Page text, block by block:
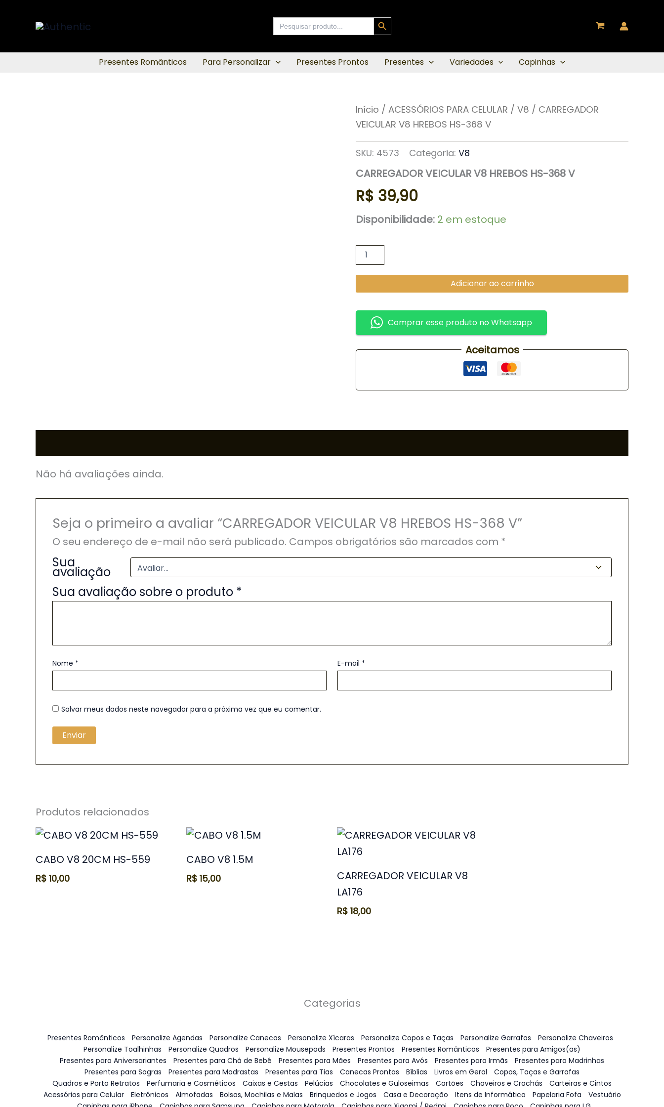
conteúdo
Search
for:
Search Button
Presentes Românticos Para Personalizar Presentes Prontos Presentes Variedades Capinhas
Início / ACESSÓRIOS PARA CELULAR / V8 / CARREGADOR
VEICULAR V8 HREBOS HS-368 V
SKU: 4573 Categoria: V8
CARREGADOR VEICULAR V8 HREBOS HS-368 V
R$ 39,90
Disponibilidade: 2 em estoque
CARREGADOR
VEICULAR
V8
368
quantidade
Adicionar ao carrinho
Comprar esse produto no Whatsapp
Aceitamos
Não há avaliações ainda.
Seja o primeiro a avaliar “CARREGADOR VEICULAR V8 HREBOS HS-368 V”
O seu endereço de e-mail não será publicado. Campos obrigatórios são marcados com *
Sua
avaliação
Sua avaliação sobre o produto *
Nome * E-mail *
Salvar meus dados neste navegador para a próxima vez que eu comentar.
Produtos relacionados
CABO V8 20CM HS-559
R$ 10,00
CABO V8 1.5M
R$ 15,00
CARREGADOR VEICULAR V8
LA176
R$ 18,00
Categorias
Presentes Românticos Personalize Agendas Personalize Canecas Personalize Xícaras Personalize Copos e Taças Personalize Garrafas
Personalize Chaveiros
Personalize Toalhinhas
Personalize Quadros Personalize Mousepads Presentes Prontos Presentes Românticos
Presentes para Amigos(as)
Presentes para Aniversariantes
Presentes para Chá de Bebê Presentes para Mães Presentes para Avós Presentes para Irmãs
Presentes para Madrinhas
Presentes para Sogras
Presentes para Madrastas Presentes para Tias Canecas Prontas Bíblias Livros em Geral
Copos, Taças e Garrafas
Quadros e Porta Retratos
Perfumaria e Cosméticos Caixas e Cestas Pelúcias Chocolates e Guloseimas Cartões Chaveiros e Crachás
Carteiras e Cintos
Acessórios para Celular
Eletrônicos Almofadas Bolsas, Mochilas e Malas Brinquedos e Jogos Casa e Decoração Itens de Informática Papelaria Fofa
Vestuário